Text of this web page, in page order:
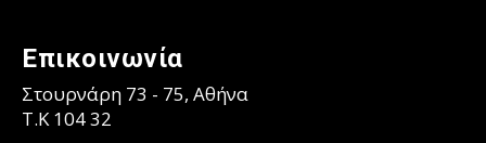
Επικοινωνία
Στουρνάρη 73 - 75, Αθήνα
T.K 104 32